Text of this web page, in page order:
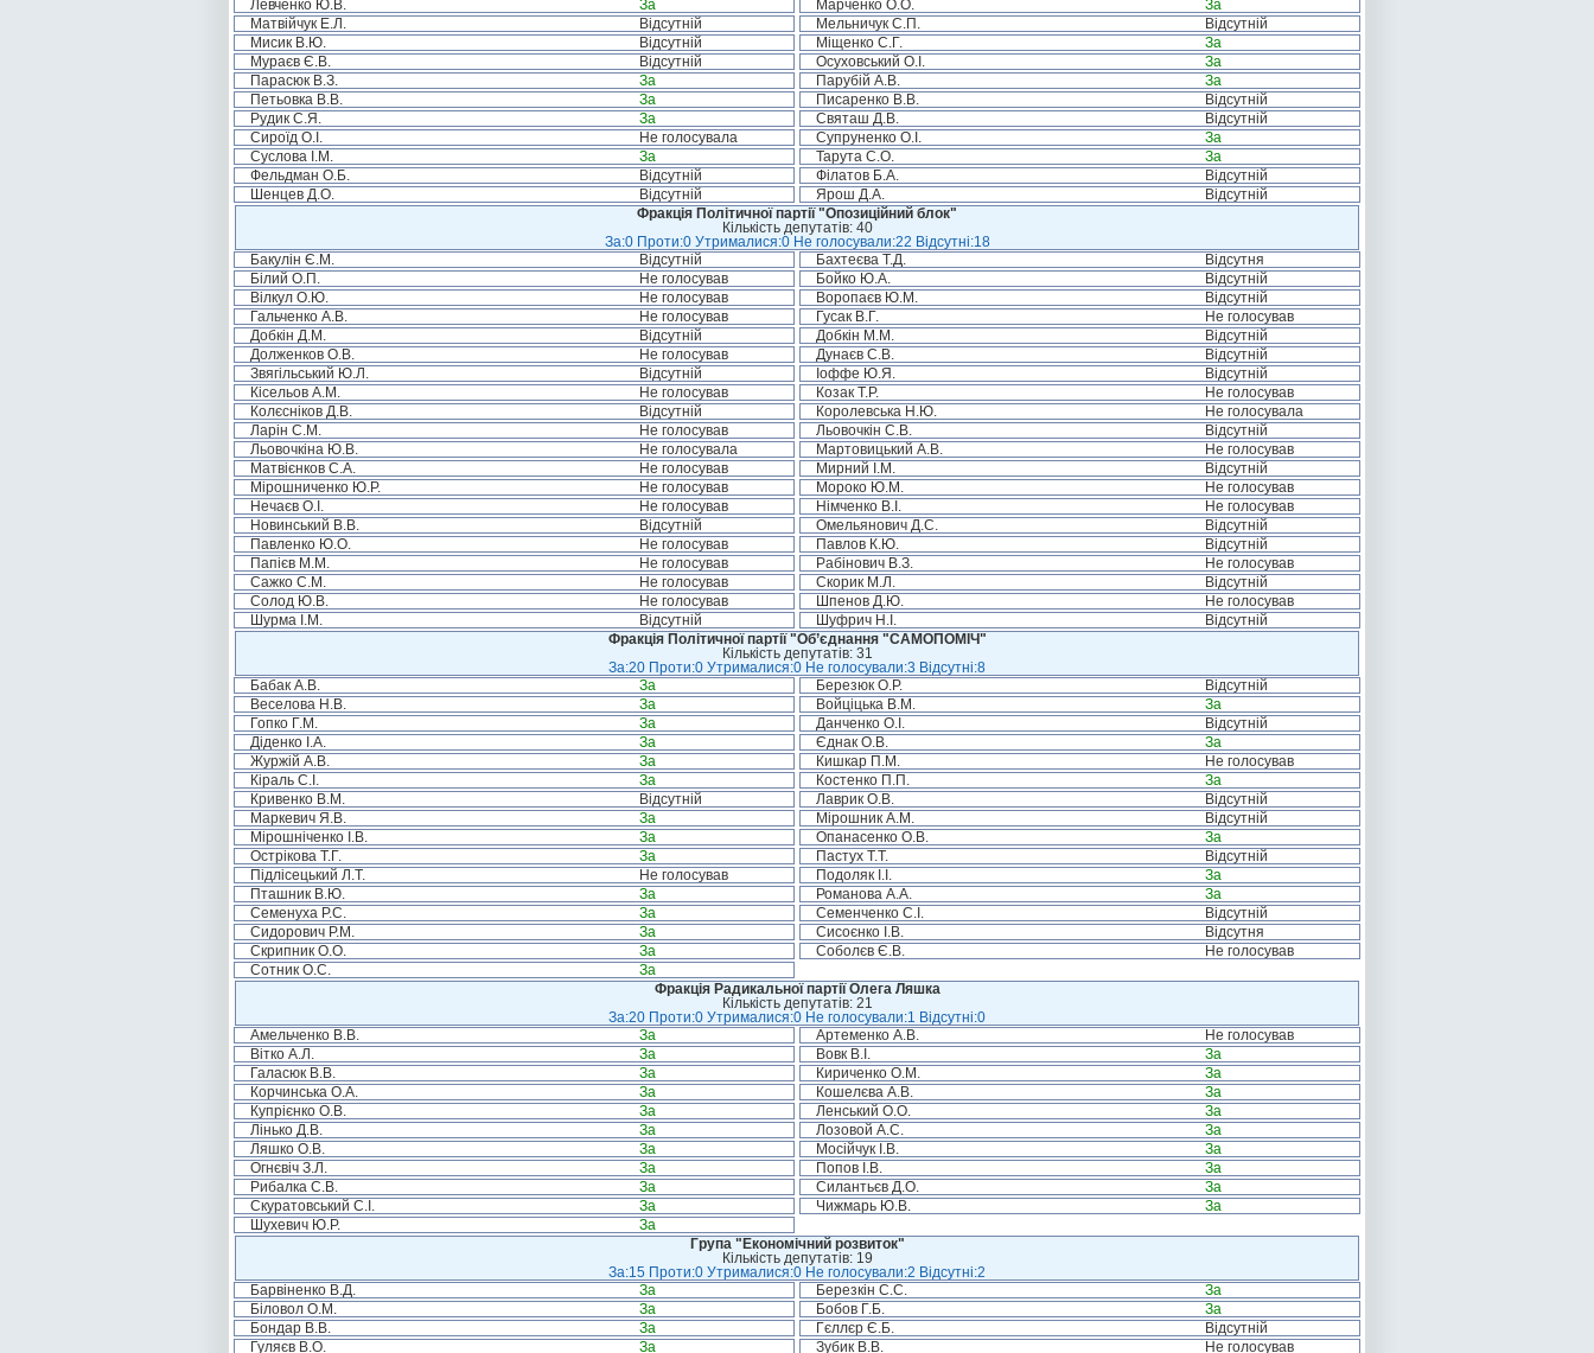
Левченко Ю.В.
За Марченко О.О.
За
Матвійчук Е.Л.
Відсутній Мельничук С.П.
Відсутній
Мисик В.Ю.
Відсутній Міщенко С.Г.
За
Мураєв Є.В.
Відсутній Осуховський О.І.
За
Парасюк В.З.
За Парубій А.В.
За
Петьовка В.В.
За Писаренко В.В.
Відсутній
Рудик С.Я.
За Святаш Д.В.
Відсутній
Сироїд О.І.
Не голосувала Супруненко О.І.
За
Суслова І.М.
За Тарута С.О.
За
Фельдман О.Б.
Відсутній Філатов Б.А.
Відсутній
Шенцев Д.О.
Відсутній Ярош Д.А.
Відсутній
Фракція Політичної партії "Опозиційний блок"
Кількість депутатів: 40
За:0 Проти:0 Утрималися:0 Не голосували:22 Відсутні:18
Бакулін Є.М.
Відсутній Бахтеєва Т.Д.
Відсутня
Білий О.П.
Не голосував Бойко Ю.А.
Відсутній
Вілкул О.Ю.
Не голосував Воропаєв Ю.М.
Відсутній
Гальченко А.В.
Не голосував Гусак В.Г.
Не голосував
Добкін Д.М.
Відсутній Добкін М.М.
Відсутній
Долженков О.В.
Не голосував Дунаєв С.В.
Відсутній
Звягільський Ю.Л.
Відсутній Іоффе Ю.Я.
Відсутній
Кісельов А.М.
Не голосував Козак Т.Р.
Не голосував
Колєсніков Д.В.
Відсутній Королевська Н.Ю.
Не голосувала
Ларін С.М.
Не голосував Льовочкін С.В.
Відсутній
Льовочкіна Ю.В.
Не голосувала Мартовицький А.В.
Не голосував
Матвієнков С.А.
Не голосував Мирний І.М.
Відсутній
Мірошниченко Ю.Р.
Не голосував Мороко Ю.М.
Не голосував
Нечаєв О.І.
Не голосував Німченко В.І.
Не голосував
Новинський В.В.
Відсутній Омельянович Д.С.
Відсутній
Павленко Ю.О.
Не голосував Павлов К.Ю.
Відсутній
Папієв М.М.
Не голосував Рабінович В.З.
Не голосував
Сажко С.М.
Не голосував Скорик М.Л.
Відсутній
Солод Ю.В.
Не голосував Шпенов Д.Ю.
Не голосував
Шурма І.М.
Відсутній Шуфрич Н.І.
Відсутній
Фракція Політичної партії "Об’єднання "САМОПОМІЧ"
Кількість депутатів: 31
За:20 Проти:0 Утрималися:0 Не голосували:3 Відсутні:8
Бабак А.В.
За Березюк О.Р.
Відсутній
Веселова Н.В.
За Войціцька В.М.
За
Гопко Г.М.
За Данченко О.І.
Відсутній
Діденко І.А.
За Єднак О.В.
За
Журжій А.В.
За Кишкар П.М.
Не голосував
Кіраль С.І.
За Костенко П.П.
За
Кривенко В.М.
Відсутній Лаврик О.В.
Відсутній
Маркевич Я.В.
За Мірошник А.М.
Відсутній
Мірошніченко І.В.
За Опанасенко О.В.
За
Острікова Т.Г.
За Пастух Т.Т.
Відсутній
Підлісецький Л.Т.
Не голосував Подоляк І.І.
За
Пташник В.Ю.
За Романова А.А.
За
Семенуха Р.С.
За Семенченко С.І.
Відсутній
Сидорович Р.М.
За Сисоєнко І.В.
Відсутня
Скрипник О.О.
За Соболєв Є.В.
Не голосував
Сотник О.С.
За
Фракція Радикальної партії Олега Ляшка
Кількість депутатів: 21
За:20 Проти:0 Утрималися:0 Не голосували:1 Відсутні:0
Амельченко В.В.
За Артеменко А.В.
Не голосував
Вітко А.Л.
За Вовк В.І.
За
Галасюк В.В.
За Кириченко О.М.
За
Корчинська О.А.
За Кошелєва А.В.
За
Купрієнко О.В.
За Ленський О.О.
За
Лінько Д.В.
За Лозовой А.С.
За
Ляшко О.В.
За Мосійчук І.В.
За
Огнєвіч З.Л.
За Попов І.В.
За
Рибалка С.В.
За Силантьєв Д.О.
За
Скуратовський С.І.
За Чижмарь Ю.В.
За
Шухевич Ю.Р.
За
Група "Економічний розвиток"
Кількість депутатів: 19
За:15 Проти:0 Утрималися:0 Не голосували:2 Відсутні:2
Барвіненко В.Д.
За Березкін С.С.
За
Біловол О.М.
За Бобов Г.Б.
За
Бондар В.В.
За Гєллєр Є.Б.
Відсутній
Гуляєв В.О.
За Зубик В.В. Не голосував